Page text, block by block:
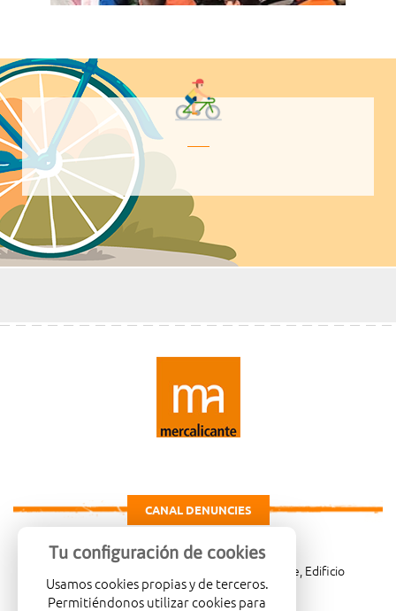
CANAL DENUNCIES
Carretera de Madrid Km. 4, 03007 Alicante, Edificio
Administrativo, planta 3ª
Tu configuración de cookies
Usamos cookies propias y de terceros.
Permitiéndonos utilizar cookies para